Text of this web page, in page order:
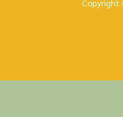
Copyright